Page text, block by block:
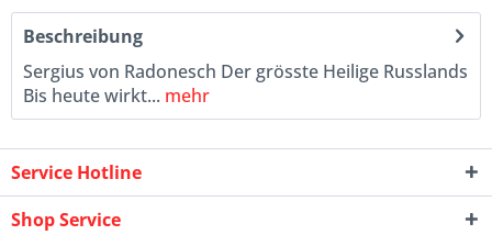
Beschreibung
Sergius von Radonesch Der grösste Heilige Russlands
Bis heute wirkt... mehr
Service Hotline
Shop Service